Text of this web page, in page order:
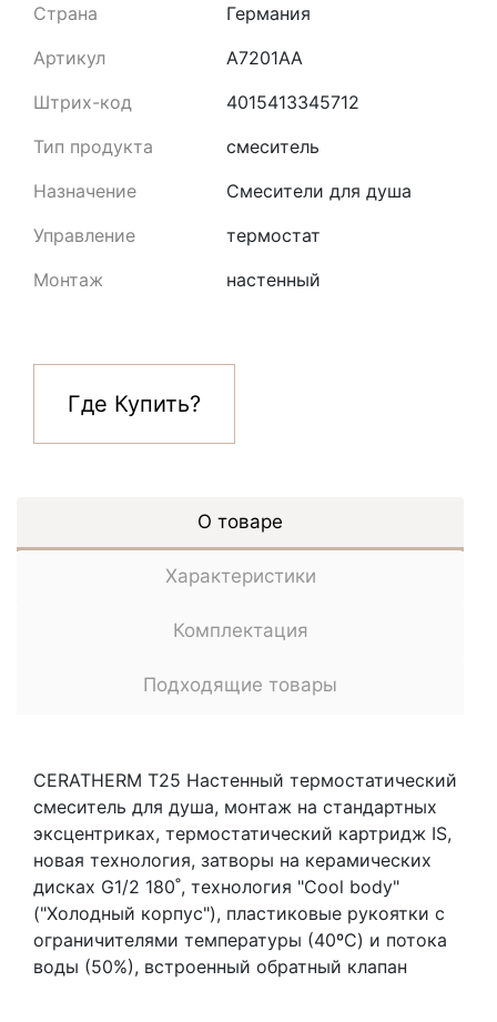
Страна
Германия
Артикул
A7201AA
Штрих-код
4015413345712
Тип продукта
смеситель
Назначение
Смесители для душа
Управление
термостат
Монтаж
настенный
Где Купить?
О товаре
Характеристики
Комплектация
Подходящие товары
CERATHERM T25 Настенный термостатический
смеситель для душа, монтаж на стандартных
эксцентриках, термостатический картридж IS,
новая технология, затворы на керамических
дисках G1/2 180˚, технология "Cool body"
("Холодный корпус"), пластиковые рукоятки с
ограничителями температуры (40ºC) и потока
воды (50%), встроенный обратный клапан